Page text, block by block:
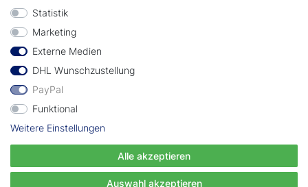
geprüft durch
Vertrag widerrufen
© Copyright EWT 2024 | Alle Rechte vorbehalten.
Statistik
Marketing
Externe Medien
DHL Wunschzustellung
PayPal
Funktional
Weitere Einstellungen
Alle akzeptieren
Auswahl akzeptieren